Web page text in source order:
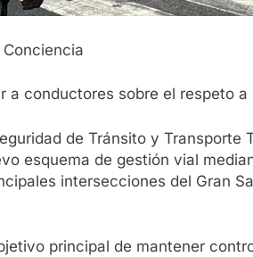
a conductores sobre el respeto
de Tránsito y Transporte
esquema de gestión vial
intersecciones del Gran
principal de mantener